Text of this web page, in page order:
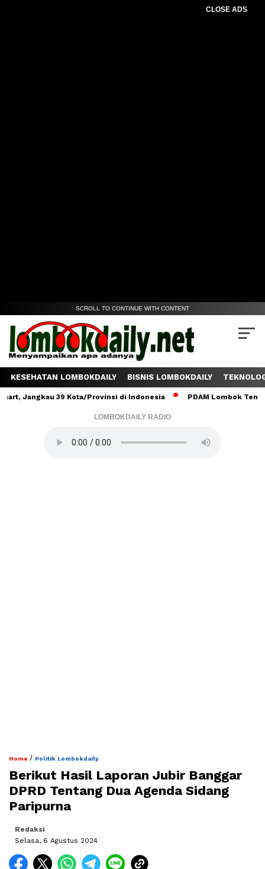
CLOSE ADS
SCROLL TO CONTINUE WITH CONTENT
KESEHATAN LOMBOKDAILY BISNIS LOMBOKDAILY
39 Kota/Provinsi di Indonesia PDAM Lombok Tengah
LOMBOKDAILY RADIO
Home / Politik Lombokdaily
Berikut Hasil Laporan Jubir Banggar
DPRD Tentang Dua Agenda Sidang
Paripurna
Redaksi
Selasa, 6 Agustus 2024